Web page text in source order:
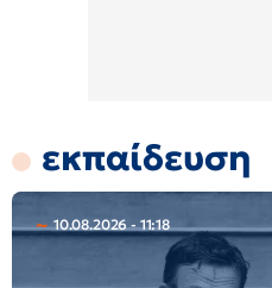
εκπαίδευση
10.08.2026 - 11:18